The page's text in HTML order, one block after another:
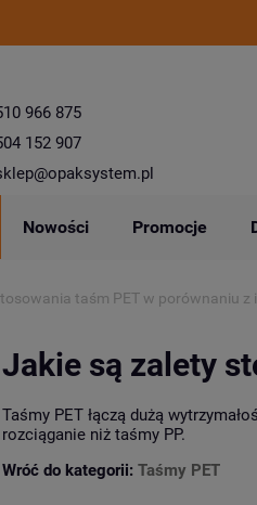
966 875
152 907
Nowości Promocje
taśm PET w porównaniu z
Jakie są zalety
Taśmy PET łączą dużą
rozciąganie niż taśmy PP.
Wróć do kategorii: Taśmy PET